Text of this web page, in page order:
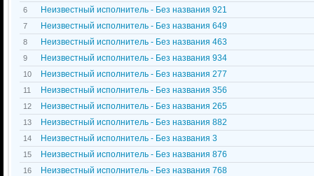
6 Неизвестный исполнитель - Без названия 921
7 Неизвестный исполнитель - Без названия 649
8 Неизвестный исполнитель - Без названия 463
9 Неизвестный исполнитель - Без названия 934
10 Неизвестный исполнитель - Без названия 277
11 Неизвестный исполнитель - Без названия 356
12 Неизвестный исполнитель - Без названия 265
13 Неизвестный исполнитель - Без названия 882
14 Неизвестный исполнитель - Без названия 3
15 Неизвестный исполнитель - Без названия 876
16 Неизвестный исполнитель - Без названия 768